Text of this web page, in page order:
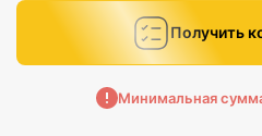
Получить
Минимальная